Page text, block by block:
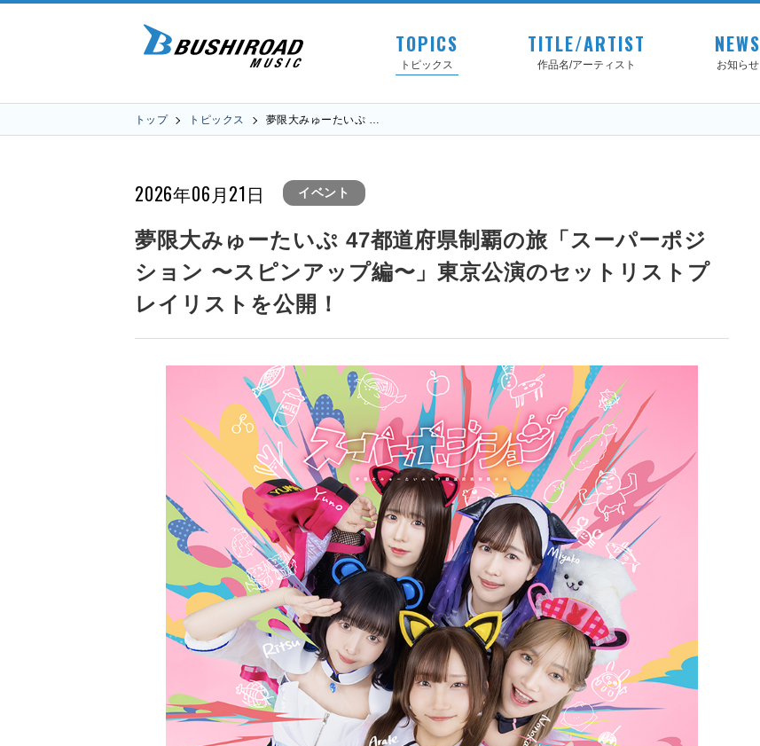
TOPICS
トピックス
TITLE/ARTIST
作品名/アーティスト
NEWS
お知らせ
トップ トピックス 夢限大みゅーたいぷ …
2026年06月21日 イベント
夢限大みゅーたいぷ 47都道府県制覇の旅「スーパーポジ
ション 〜スピンアップ編〜」東京公演のセットリストプ
レイリストを公開！